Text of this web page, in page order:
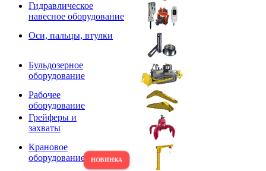
Гидравлическое
навесное оборудование
Оси, пальцы, втулки
Бульдозерное
оборудование
Рабочее
оборудование
Грейферы и
захваты
Крановое
оборудование